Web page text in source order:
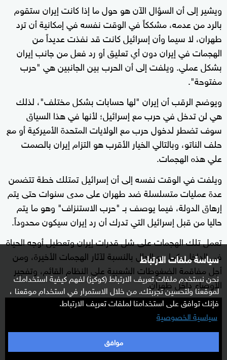
سياسة ملفات الارتباط
نحن نستخدم ملفات تعريف الارتباط (كوكيز) لفهم كيفية استخدامك
لموقعنا ولتحسين تجربتك. من خلال الاستمرار في استخدام موقعنا ،
فإنك توافق على استخدامنا لملفات تعريف الارتباط.
سياسية الخصوصية
موافق
ويشير إلى أن السؤال الآن هو حول ما إذا كانت إيران ستقوم
بالرد من عدمه، مشككاً في الوقت نفسه في إمكانية أن ترد
طهران، لا سيما وأن إسرائيل كانت قد نفذت عديداً من
الهجمات في إيران دون أي تعليق أو رد فعل من جانب إيران
بشكل عملي. ويلفت إلى أن الحرب بين الجانبين هي "حرب
مفتوحة".
ويوضح الرقب أن إيران "لها حسابات بشكل مختلف"، لذلك
هي لن تدخل في حرب مع إسرائيل؛ لأنها في هذا السياق
سوف تضطر لدخول حرب مع الولايات المتحدة الأميركية أو مع
حلف الناتو، وبالتالي الخيار الأقرب هو التزام إيران بالصمت
علي هذه الهجمات.
ويلفت في الوقت نفسه إلى أن إسرائيل تمتلك خطة تتضمن
عدة عمليات متسلسلة ضد طهران على مدى سنوات حتى يتم
إرهاق الدولة، فيما يوصف بـ "حرب الاستنزاف" وهو ما يتم
حاليا من قبل إسرائيل التي تدرك أن رد إيران سيكون محدوداً.
تعمل تلك الهجمات على شل قدرات إيران وتعطيل أوجه الحياة
في الداخل، كما هو الحال بالنسبة لآثار الهجمات الأخيرة، ومن
أجل مفاقمة الضغوطات الشعبية على النظام القائم، وتفجير
الأوضاع داخل طهران.